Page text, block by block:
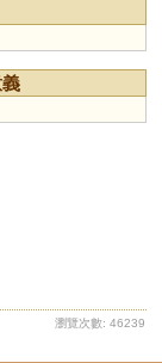
瀏覽次數: 46239